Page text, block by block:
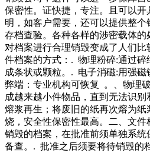
少电子垃圾占用的空间。然而，
气体和氯化物，对环境和人类健康
局垃圾处理部主任l女士提供的表
两部分累加而成一是按人头征收的
圾桶大小而相应征收的“容量费”。
费”最高的时候是年的人外废品堆
经验，年月，美国海军陆战队就
英国购买了架退役“鹞”式战斗机及
来源，价格非常划算。目前美国空
保密性。证快捷，专注。且可以
明，如客户需要，还可以提供整
存档查验。各种各样的涉密载体
对档案进行合理销毁变成了人们
件档案的方式：. 物理粉碎:通过
成条状或颗粒。. 电子消磁:用强磁
弊端：专业机构可恢复 。、物理
成越来越小件物品，直到无法识
熔浆再生；将废旧的纸再次熔为
烧，安全性保密性最高。二、文
销毁的档案，在批准前须单独系
备查。. 批准之后须要将待销毁的